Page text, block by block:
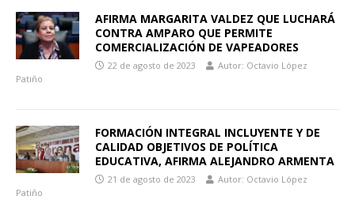
AFIRMA MARGARITA VALDEZ QUE LUCHARÁ
CONTRA AMPARO QUE PERMITE
COMERCIALIZACIÓN DE VAPEADORES
22 de agosto de 2023
Autor: Octavio López
Patiño
FORMACIÓN INTEGRAL INCLUYENTE Y DE
CALIDAD OBJETIVOS DE POLÍTICA
EDUCATIVA, AFIRMA ALEJANDRO ARMENTA
21 de agosto de 2023
Autor: Octavio López
Patiño